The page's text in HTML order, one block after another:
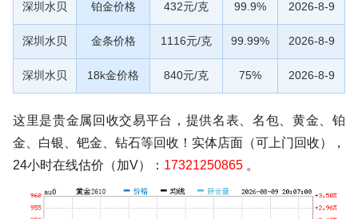
深圳水贝 铂金价格 432元/克 99.9% 2026-8-9
深圳水贝 金条价格 1116元/克 99.99% 2026-8-9
深圳水贝 18k金价格 840元/克 75% 2026-8-9
这里是贵金属回收交易平台，提供名表、名包、黄金、铂
金、白银、钯金、钻石等回收！实体店面（可上门回收），
24小时在线估价（加V）： 17321250865 。